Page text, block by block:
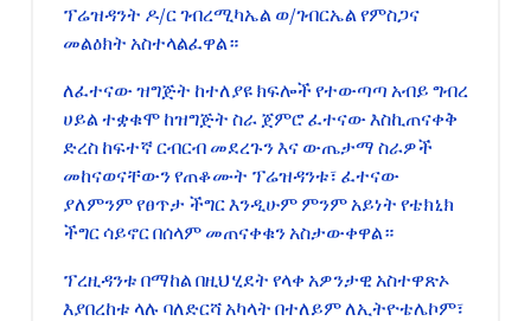
ፕሬዝዳንት ዶ/ር ገብረሚካኤል ወ/ገብርኤል የምስጋና
መልዕክት አስተላልፈዋል።
ለፈተናው ዝግጅት ከተለያዩ ክፍሎች የተውጣጣ አብይ ግብረ
ሀይል ተቋቁሞ ከዝግጅት ስራ ጀምሮ ፈተናው እስኪጠናቀቅ
ድረስ ከፍተኛ ርብርብ መደረጉን እና ውጤታማ ስራዎች
መከናወናቸውን የጠቆሙት ፕሬዝዳንቱ፣ ፈተናው
ያለምንም የፀጥታ ችግር እንዲሁም ምንም አይነት የቴክኒክ
ችግር ሳይኖር በሰላም መጠናቀቁን አስታውቀዋል።
ፕረዚዳንቱ በማከል በዚህ ሂደት የላቀ አዎንታዊ አስተዋጽኦ
እያበረከቱ ላሉ ባለድርሻ አካላት በተለይም ለኢትዮቴሌኮም፣